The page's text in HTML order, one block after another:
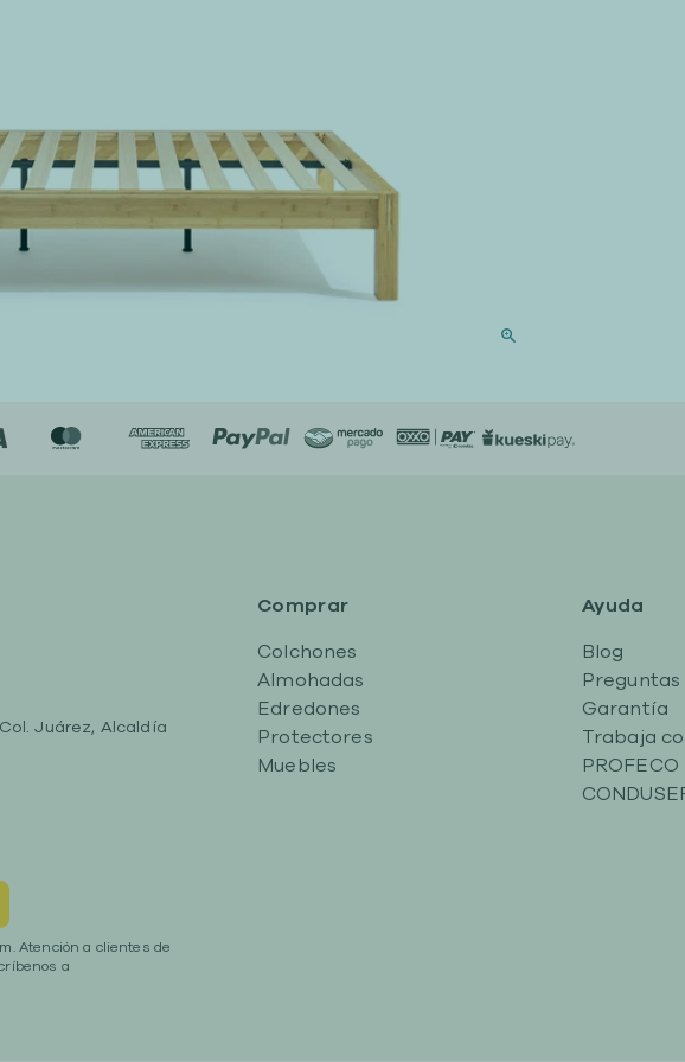
Juárez, Alcaldía
Atención a clientes de
a
Comprar
Colchones
Almohadas
Edredones
Protectores
Muebles
Ayuda
Blog
Garantía
Trabaja
PROFECO